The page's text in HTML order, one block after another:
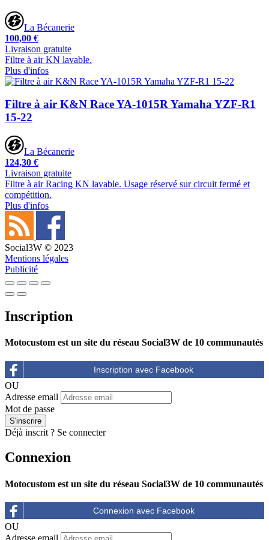
La Bécanerie
100,00 €
Livraison gratuite
Filtre à air KN lavable.
Plus d'infos
Filtre à air K&N Race YA-1015R Yamaha YZF-R1
15-22
La Bécanerie
124,30 €
Livraison gratuite
Filtre à air Racing KN lavable. Usage réservé sur circuit fermé et
compétition.
Plus d'infos
Social3W © 2023
Mentions légales
Publicité
Inscription
Motocustom est un site du réseau Social3W de 10 communautés
OU
Adresse email
Mot de passe
Déjà inscrit ? Se connecter
Connexion
Motocustom est un site du réseau Social3W de 10 communautés
OU
Adresse email